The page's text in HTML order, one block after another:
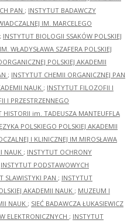
PAN ; INSTYTUT BADAWCZY
IM. MARCELEGO
; INSTYTUT BIOLOGII SSAKÓW POLSKIEJ
WŁADYSŁAWA SZAFERA POLSKIEJ
POLSKIEJ AKADEMII
; INSTYTUT CHEMII ORGANICZNEJ PAN
NAUK ; INSTYTUT FILOZOFII I
I PRZESTRZENNEGO
HISTORII im. TADEUSZA MANTEUFFLA
POLSKIEGO POLSKIEJ AKADEMII
I KLINICZNEJ IM.MIROSŁAWA
NAUK ; INSTYTUT OCHRONY
INSTYTUT PODSTAWOWYCH
SLAWISTYKI PAN ; INSTYTUT
AKADEMII NAUK ; MUZEUM I
NAUK ; SIEĆ BADAWCZA ŁUKASIEWICZ
ELEKTRONICZNYCH ; INSTYTUT